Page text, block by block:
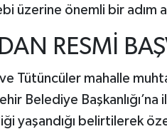
üzerine önemli bir adım
RESMİ
Tütüncüler mahalle
Belediye
yaşandığı belirtilerek